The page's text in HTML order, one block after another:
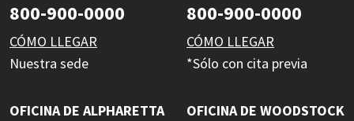
800-900-0000
CÓMO LLEGAR
Nuestra sede
800-900-0000
CÓMO LLEGAR
*Sólo con cita previa
OFICINA DE ALPHARETTA
OFICINA DE WOODSTOCK